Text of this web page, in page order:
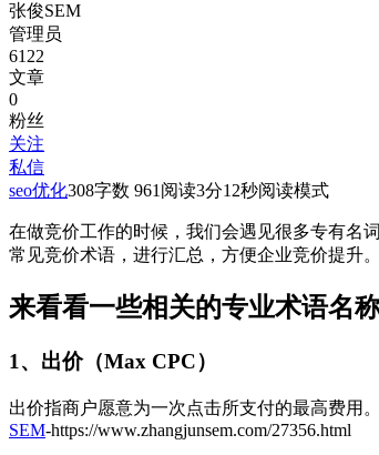
张俊SEM
管理员
6122
文章
0
粉丝
关注
私信
seo优化308字数 961 阅读3分12秒阅读模式
在做竞价工作的时候，我们会遇见很多专有名
常见竞价术语，进行汇总，方便企业竞价提升。
来看看一些相关的专业术语名称
1、出价（Max CPC）
出价指商户愿意为一次点击所支付的最高费用
SEM-https://www.zhangjunsem.com/27356.html